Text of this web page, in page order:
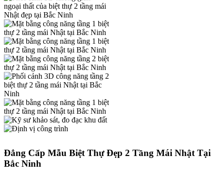
Đẳng Cấp Mẫu Biệt Thự Đẹp 2 Tầng Mái Nhật Tại
Bắc Ninh